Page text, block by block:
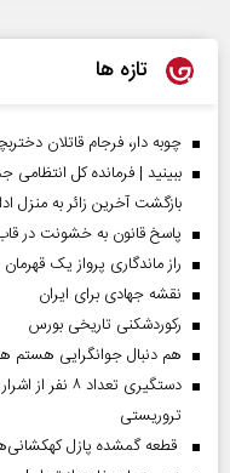
تازه ها
چوبه دار، فرجام قاتلان
ببینید | فرمانده کل
بازگشت آخرین زائر به منزل
پاسخ قانون به خشونت در
راز ماندگاری پرواز یک قهرمان
نقشه جهادی برای ایران
رکوردشکنی تاریخی بورس
هم دنبال جوانگرایی هستم
دستگیری
تروریستی
قطعه گمشده پازل